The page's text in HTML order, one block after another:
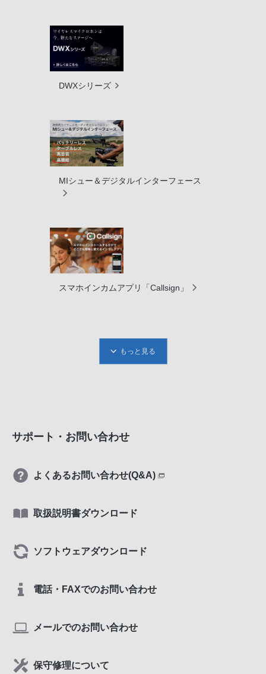
DWXシリーズ
MIシュー＆デジタルインターフェース
スマホインカムアプリ「Callsign」
もっと見る
サポート・お問い合わせ
よくあるお問い合わせ(Q&A)
取扱説明書ダウンロード
ソフトウェアダウンロード
電話・FAXでのお問い合わせ
メールでのお問い合わせ
保守修理について